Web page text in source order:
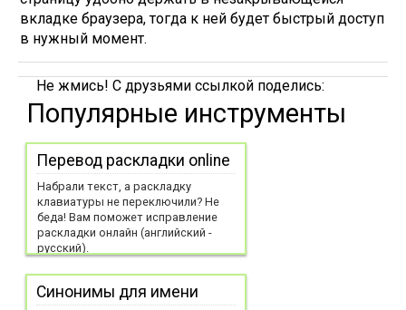
вкладке браузера, тогда к ней будет быстрый доступ
в нужный момент.
Не жмись! С друзьями ссылкой поделись:
Популярные инструменты
Перевод раскладки online
Набрали текст, а раскладку
клавиатуры не переключили? Не
беда! Вам поможет исправление
раскладки онлайн (английский -
русский).
Синонимы для имени